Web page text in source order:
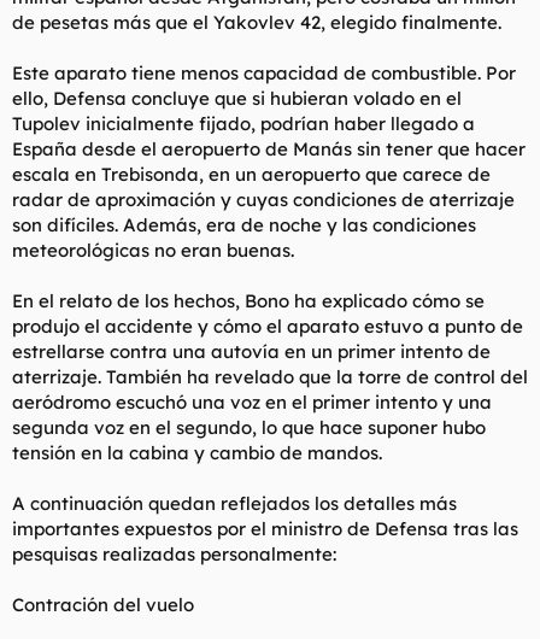
de pesetas más que el Yakovlev 42, elegido finalmente.
Este aparato tiene menos capacidad de combustible. Por
ello, Defensa concluye que si hubieran volado en el
Tupolev inicialmente fijado, podrían haber llegado a
España desde el aeropuerto de Manás sin tener que hacer
escala en Trebisonda, en un aeropuerto que carece de
radar de aproximación y cuyas condiciones de aterrizaje
son difíciles. Además, era de noche y las condiciones
meteorológicas no eran buenas.
En el relato de los hechos, Bono ha explicado cómo se
produjo el accidente y cómo el aparato estuvo a punto de
estrellarse contra una autovía en un primer intento de
aterrizaje. También ha revelado que la torre de control del
aeródromo escuchó una voz en el primer intento y una
segunda voz en el segundo, lo que hace suponer hubo
tensión en la cabina y cambio de mandos.
A continuación quedan reflejados los detalles más
importantes expuestos por el ministro de Defensa tras las
pesquisas realizadas personalmente:
Contración del vuelo